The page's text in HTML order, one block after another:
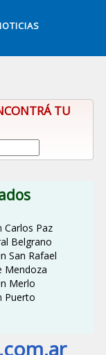
TU
Carlos Paz
Belgrano
San Rafael
Mendoza
Merlo
Puerto